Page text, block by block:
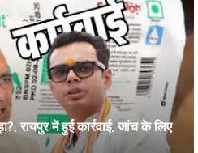
रायपुर में हुई कार्रवाई, जांच के लिए